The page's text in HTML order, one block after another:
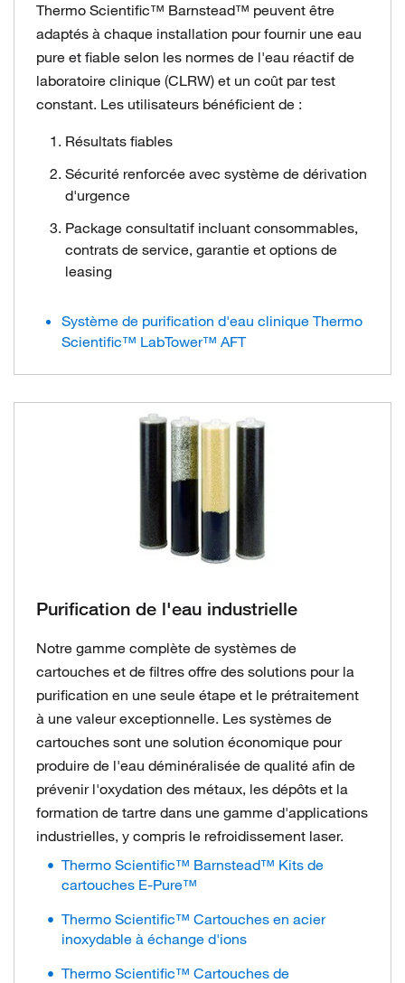
Thermo Scientific™ Barnstead™ peuvent être
adaptés à chaque installation pour fournir une eau
pure et fiable selon les normes de l'eau réactif de
laboratoire clinique (CLRW) et un coût par test
constant. Les utilisateurs bénéficient de :
Résultats fiables
Sécurité renforcée avec système de dérivation
d'urgence
Package consultatif incluant consommables,
contrats de service, garantie et options de
leasing
Système de purification d'eau clinique Thermo
Scientific™ LabTower™ AFT
Purification de l'eau industrielle
Notre gamme complète de systèmes de
cartouches et de filtres offre des solutions pour la
purification en une seule étape et le prétraitement
à une valeur exceptionnelle. Les systèmes de
cartouches sont une solution économique pour
produire de l'eau déminéralisée de qualité afin de
prévenir l'oxydation des métaux, les dépôts et la
formation de tartre dans une gamme d'applications
industrielles, y compris le refroidissement laser.
Thermo Scientific™ Barnstead™ Kits de
cartouches E-Pure™
Thermo Scientific™ Cartouches en acier
inoxydable à échange d'ions
Thermo Scientific™ Cartouches de